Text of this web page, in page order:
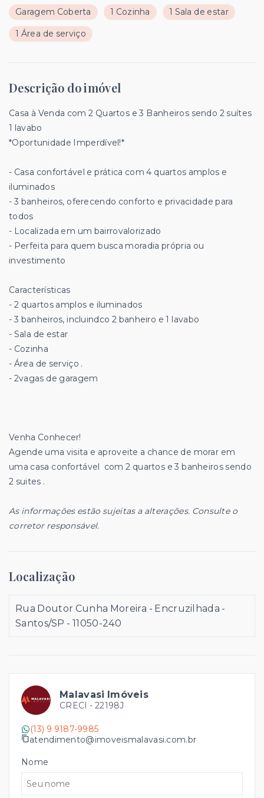
Malavasi Imóveis
CRECI - 22198J
(13) 9 9187-9985
atendimento@imoveismalavasi.com.br
Nome
Garagem Coberta 1 Cozinha 1 Sala de estar
1 Área de serviço
Descrição do imóvel
Casa à Venda com 2 Quartos e 3 Banheiros sendo 2 suítes
1 lavabo
*Oportunidade Imperdível!*
- Casa confortável e prática com 4 quartos amplos e
iluminados
- 3 banheiros, oferecendo conforto e privacidade para
todos
- Localizada em um bairrovalorizado
- Perfeita para quem busca moradia própria ou
investimento
Características
- 2 quartos amplos e iluminados
- 3 banheiros, incluindco 2 banheiro e 1 lavabo
- Sala de estar
- Cozinha
- Área de serviço .
- 2vagas de garagem
Venha Conhecer!
Agende uma visita e aproveite a chance de morar em
uma casa confortável com 2 quartos e 3 banheiros sendo
2 suites .
As informações estão sujeitas a alterações. Consulte o
corretor responsável.
Localização
Rua Doutor Cunha Moreira - Encruzilhada -
Santos/SP - 11050-240